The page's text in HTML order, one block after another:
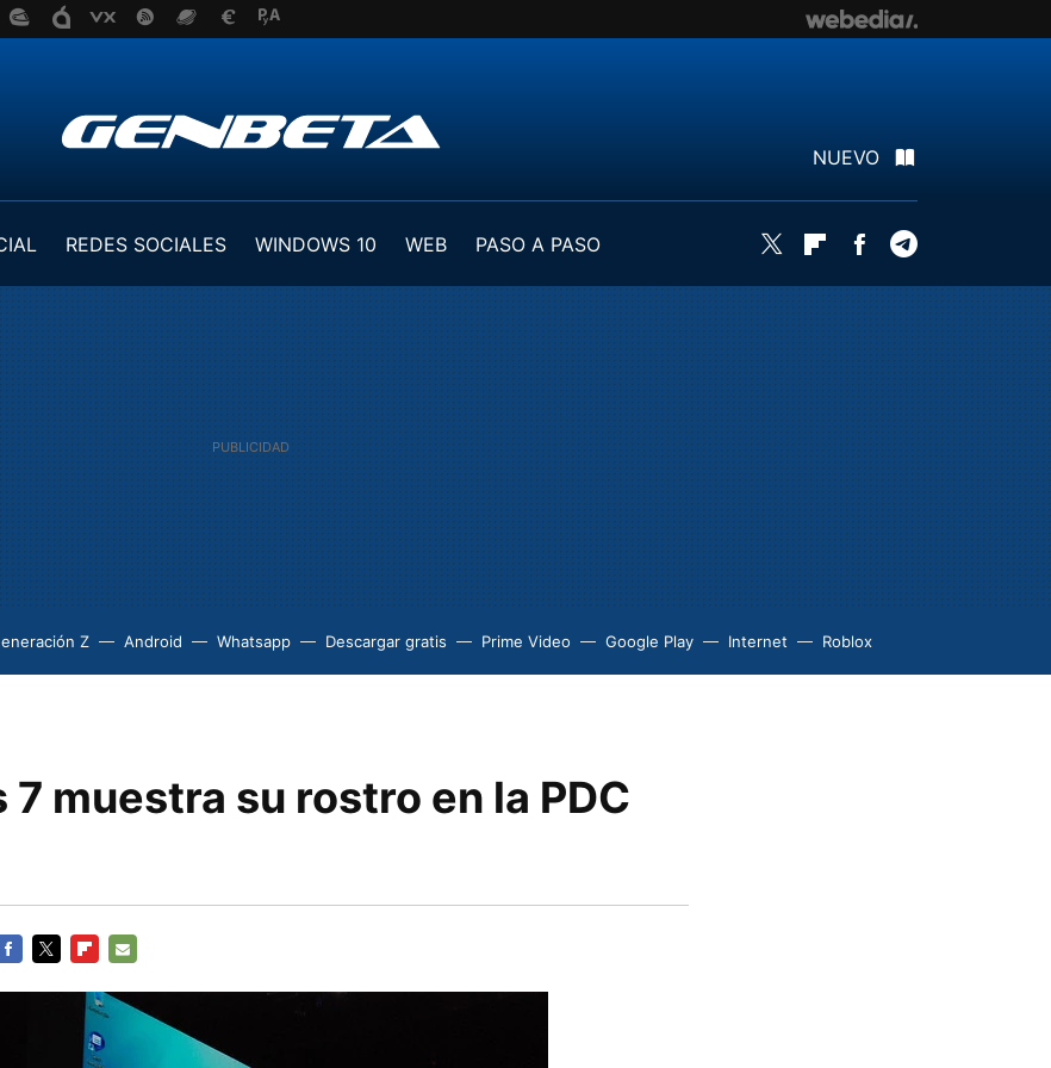
NUEVO
REDES SOCIALES WINDOWS 10 WEB
PASO A PASO
Twitter FlipboardFacebook
Z Android Whatsapp Descargar gratis Prime Video Google Play Internet Roblox
muestra su rostro en la PDC
MAIL